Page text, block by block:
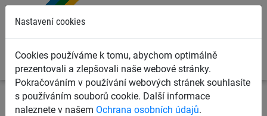
Nastavení cookies
Cookies používáme k tomu, abychom optimálně
prezentovali a zlepšovali naše webové stránky.
Pokračováním v používání webových stránek souhlasíte
s používáním souborů cookie. Další informace
naleznete v našem Ochrana osobních údajů.
Dětská lanová hřiště Lanové hrací prvky dle věku